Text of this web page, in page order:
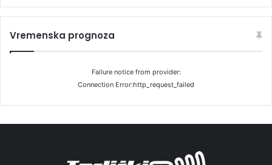
Vremenska prognoza
Failure notice from provider:
Connection Error:http_request_failed